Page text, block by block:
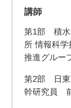
講師
第1部 積水
所 情報科
推進グル
第2部 日東
幹研究員